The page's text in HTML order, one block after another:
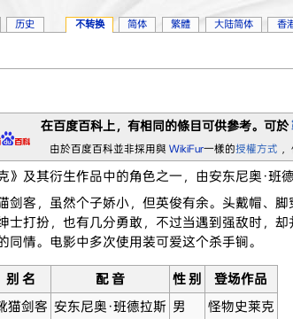
在百度百科上，有相同的條目可供參考。可於
由於百度百科並非採用與 WikiFur一樣的授權方式
》及其衍生作品中的角色之一，由安东尼奥·班
剑客，虽然个子娇小，但英俊有余。头戴帽、
士打扮，也有几分勇敢，不过当遇到强敌时，
同情。电影中多次使用装可爱这个杀手锏。
别 名 配 音 性 别
登场作品
猫剑客 安东尼奥·班德拉斯 男
怪物史莱克
历史 不转换 简体 繁體 大陆简体 香